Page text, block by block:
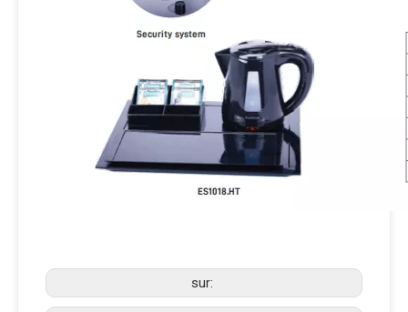
sur: